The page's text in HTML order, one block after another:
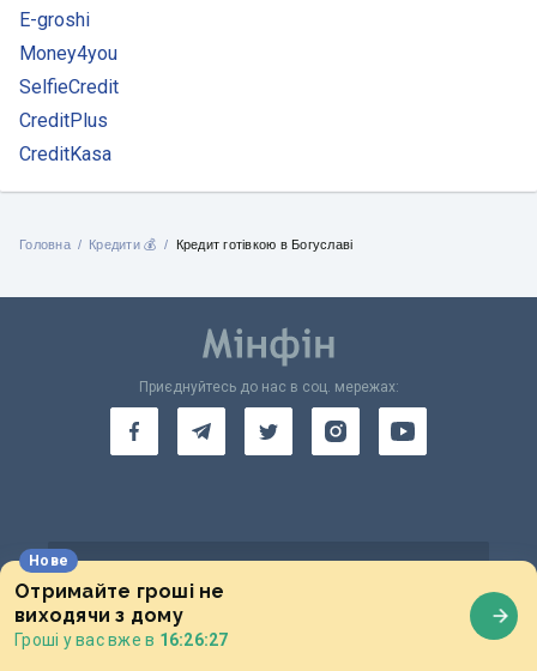
E-groshi
Money4you
SelfieCredit
CreditPlus
CreditKasa
Головна Кредити 💰 Кредит готівкою в Богуславі
Нове
Отримайте гроші не
виходячи з дому
Гроші у вас вже в 16:26:28
Приєднуйтесь до нас в соц. мережах: